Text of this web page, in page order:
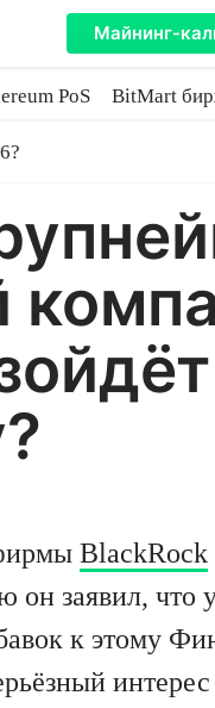
Майнинг-
PoS BitMart
BlackRock
заявил, что
к этому